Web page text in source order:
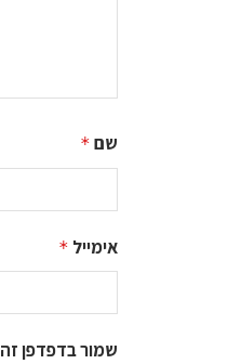
שם *
אימייל *
שמור בדפדפן